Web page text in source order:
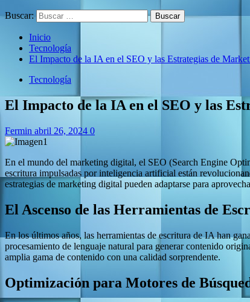
Buscar:
Inicio
Tecnología
El Impacto de la IA en el SEO y las Estrategias de
Tecnología
El Impacto de la IA en el SEO y las
Fermin abril 26, 2024 0
En el mundo del marketing digital, el SEO (Search Engine
escritura impulsadas por inteligencia artificial están
estrategias de marketing digital pueden adaptarse para
El Ascenso de las Herramientas de
En los últimos años, las herramientas de escritura de IA han
procesamiento de lenguaje natural para generar contenido
amplia gama de contenido con una calidad sorprendente.
Optimización para Motores de